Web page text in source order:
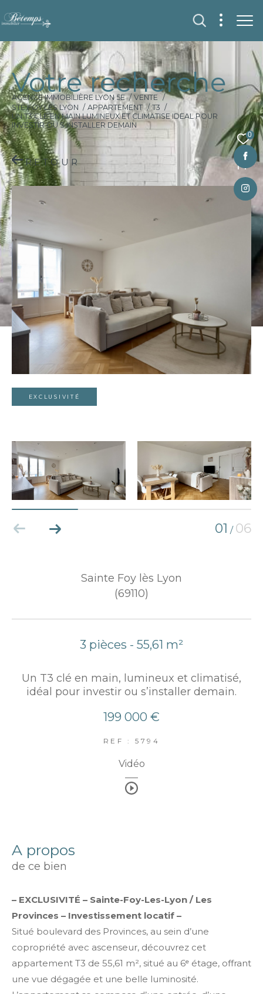
Fr
0
Votre recherche
AGENCE IMMOBILIÈRE LYON 5E
VENTE
STE FOY LES LYON
APPARTEMENT
T3
UN T3 CLE EN MAIN LUMINEUX ET CLIMATISE IDEAL POUR
INVESTIR OU S INSTALLER DEMAIN
RETOUR
EXCLUSIVITÉ
01 / 06
Sainte Foy lès Lyon
(69110)
3 pièces - 55,61 m²
Un T3 clé en main, lumineux et climatisé,
idéal pour investir ou s’installer demain.
199 000 €
REF : 5794
Vidéo
a propos
de ce bien
– EXCLUSIVITÉ – Sainte-Foy-Les-Lyon / Les
Provinces – Investissement locatif –
Situé boulevard des Provinces, au sein d’une
copropriété avec ascenseur, découvrez cet
appartement T3 de 55,61 m², situé au 6ᵉ étage, offrant
une vue dégagée et une belle luminosité.